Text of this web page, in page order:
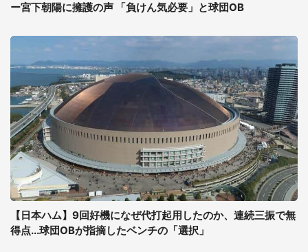
ー宮下朝陽に擁護の声 「負けん気必要」と球団OB
【日本ハム】9回好機になぜ代打起用したのか、連続三振で無
得点...球団OBが指摘したベンチの「選択」